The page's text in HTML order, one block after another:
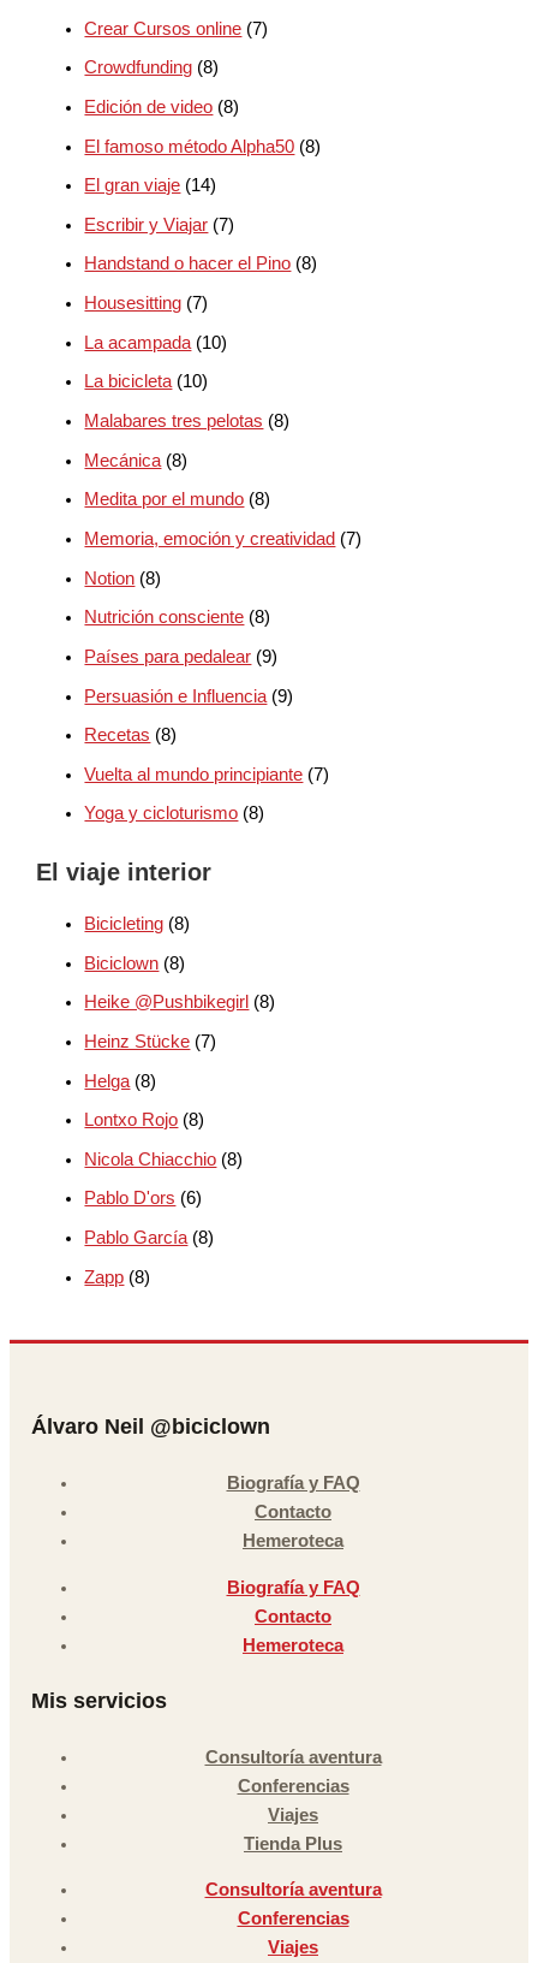
Crear Cursos online (7)
Crowdfunding (8)
Edición de video (8)
El famoso método Alpha50 (8)
El gran viaje (14)
Escribir y Viajar (7)
Handstand o hacer el Pino (8)
Housesitting (7)
La acampada (10)
La bicicleta(10)
Malabares tres pelotas (8)
Mecánica (8)
Medita por el mundo (8)
Memoria, emoción y creatividad (7)
Notion (8)
Nutrición consciente (8)
Países para pedalear (9)
Persuasión e Influencia (9)
Recetas (8)
Vuelta al mundo principiante (7)
Yoga y cicloturismo (8)
El viaje interior
Bicicleting (8)
Biciclown (8)
Heike @Pushbikegirl (8)
Heinz Stücke (7)
Helga (8)
Lontxo Rojo (8)
Nicola Chiacchio (8)
Pablo D'ors (6)
Pablo García (8)
Zapp (8)
Álvaro Neil @biciclown
Biografía y FAQ
Contacto
Hemeroteca
Biografía y FAQ
Contacto
Hemeroteca
Mis servicios
Consultoría aventura
Conferencias
Viajes
Tienda Plus
Consultoría aventura
Conferencias
Viajes